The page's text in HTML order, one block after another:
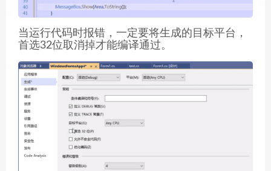
当运行代码时报错，一定要将生成的目标平台，
首选32位取消掉才能编译通过。